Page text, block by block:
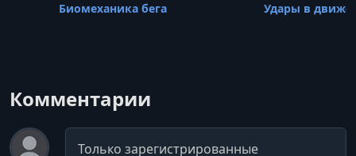
Биомеханика бега Удары в
Комментарии
Комментарий